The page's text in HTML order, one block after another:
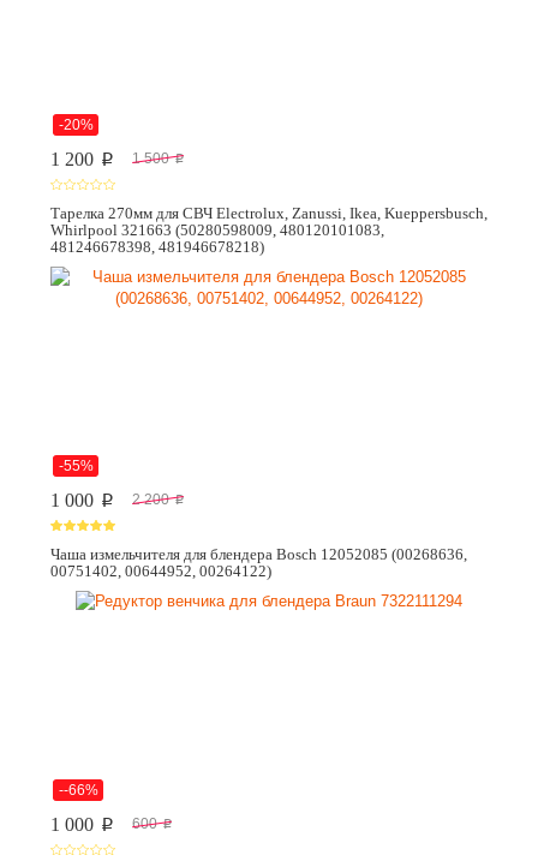
-20%
1 200 p 1 500 p
Тарелка 270мм для СВЧ Electrolux, Zanussi, Ikea, Kueppersbusch,
Whirlpool 321663 (50280598009, 480120101083,
481246678398, 481946678218)
-55%
1 000 p 2 200 p
Чаша измельчителя для блендера Bosch 12052085 (00268636,
00751402, 00644952, 00264122)
--66%
1 000 p 600 p